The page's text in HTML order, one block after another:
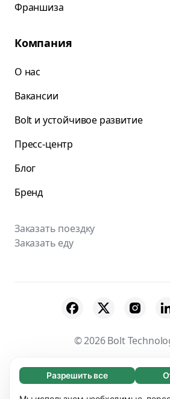
Обязательные (65)
Эти файлы необходимы для
Разрешить все
Франшиза
Компания
О нас
Вакансии
Bolt и устойчивое развитие
Пресс-центр
Блог
Бренд
Заказать поездку
Заказать еду
© 2026 Bolt
Поставщики
Конфиденциальность